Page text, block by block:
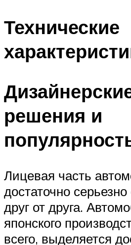
Технические
решения и
Лицевая часть
достаточно
друг от друга.
японского
всего, выделяется